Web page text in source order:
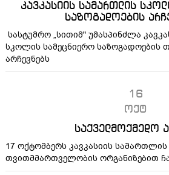
კავკასიის სამართლის
საზოგადოების
სასტუმრო „სითიმ" უმასპინძლა
სკოლის სამეცნიერო საზოგადოების
არჩევნებს
16
ოქტ
საქველმოქმედო
17 ოქტომბერს კავკასიის
თვითმმართველობის ორგანიზებით